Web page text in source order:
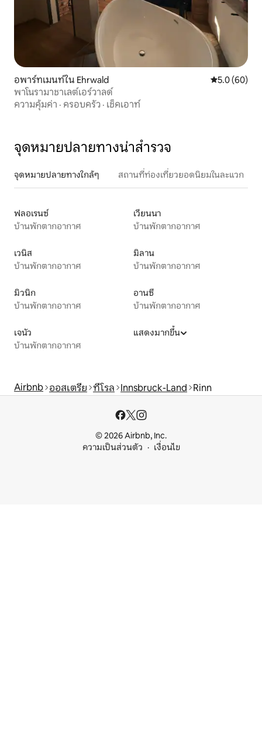
อพาร์ทเมนท์ใน Ehrwald คะแนนเฉลี่ย
5.0 (60)
พาโนรามาชาเลต์เอร์วาลด์
ความคุ้มค่า · ครอบครัว · เช็คเอาท์
จุดหมายปลายทางน่าสำรวจ
จุดหมายปลายทางใกล้ๆ สถานที่ท่องเที่ยวยอดนิยมในละแวก
ฟลอเรนซ์
บ้านพักตากอากาศ
เวียนนา
บ้านพักตากอากาศ
เวนิส
บ้านพักตากอากาศ
มิลาน
บ้านพักตากอากาศ
มิวนิก
บ้านพักตากอากาศ
อานซี
บ้านพักตากอากาศ
เจนัว
บ้านพักตากอากาศ
แสดงมากขึ้น
Airbnb ออสเตรีย ทีโรล Innsbruck-Land Rinn
© 2026 Airbnb, Inc.
ความเป็นส่วนตัว
เงื่อนไข